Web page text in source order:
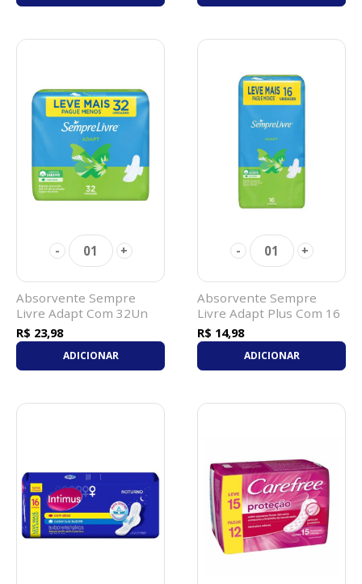
- 01 +
Absorvente Sempre
Livre Adapt Com 32Un
Com Abas Suave
R$ 23,98
ADICIONAR
- 01 +
Absorvente Sempre
Livre Adapt Plus Com 16
Com Abas Suave
R$ 14,98
ADICIONAR